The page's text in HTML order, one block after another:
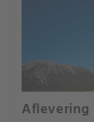
Aflevering